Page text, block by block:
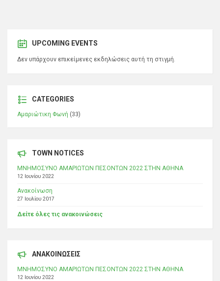
UPCOMING EVENTS
Δεν υπάρχουν επικείμενες εκδηλώσεις αυτή τη στιγμή.
CATEGORIES
Αμαριώτικη Φωνή (33)
TOWN NOTICES
ΜΝΗΜΟΣΥΝΟ ΑΜΑΡΙΩΤΩΝ ΠΕΣΟΝΤΩΝ 2022 ΣΤΗΝ ΑΘΗΝΑ
12 Ιουνίου 2022
Ανακοίνωση
27 Ιουλίου 2017
Δείτε όλες τις ανακοινώσεις
ΑΝΑΚΟΙΝΩΣΕΙΣ
ΜΝΗΜΟΣΥΝΟ ΑΜΑΡΙΩΤΩΝ ΠΕΣΟΝΤΩΝ 2022 ΣΤΗΝ ΑΘΗΝΑ
12 Ιουνίου 2022